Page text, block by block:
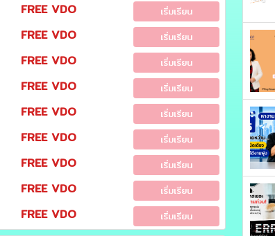
FREE VDO เริ่มเรียน
FREE VDO เริ่มเรียน
FREE VDO เริ่มเรียน
FREE VDO เริ่มเรียน
FREE VDO เริ่มเรียน
FREE VDO เริ่มเรียน
FREE VDO เริ่มเรียน
FREE VDO เริ่มเรียน
FREE VDO เริ่มเรียน